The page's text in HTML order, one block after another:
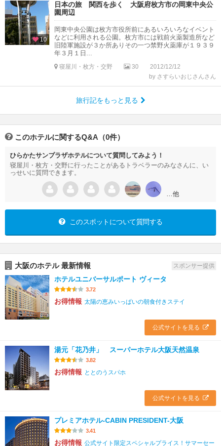
10
日本の旅 関西を歩く 大阪府枚方市の岡東中央公
園周辺
岡東中央公園は枚方市役所前にあるいろいろなイベント
などに利用される公園。枚方市には戦前火薬製造所など
旧陸軍施設が３か所ありその一つ禁野火薬庫が１９３９
年３月１日...
寝屋川・枚方・交野 30
2012/12/12
by さすらいおじさんさん
旅行記をもっと見る
このホテルに関するQ&A（0件）
ひらかたサンプラザホテルについて質問してみよう！
寝屋川・枚方・交野に行ったことがあるトラベラーのみなさんに、い
っせいに質問できます。
…他
このスポットについて質問する
大阪のホテル 最新情報 スポンサー提供
ホテルユニバーサルポート ヴィータ
3.72
お得情報 太陽の恵みいっぱいの朝食付きステイ
公式サイトを見る
湯元「花乃井」 スーパーホテル大阪天然温泉
3.82
お得情報 ととのうスパホ
公式サイトを見る
プレミアホテル-CABIN PRESIDENT-大阪
3.41
お得情報 公式サイト限定スペシャルプライス！サマーセー